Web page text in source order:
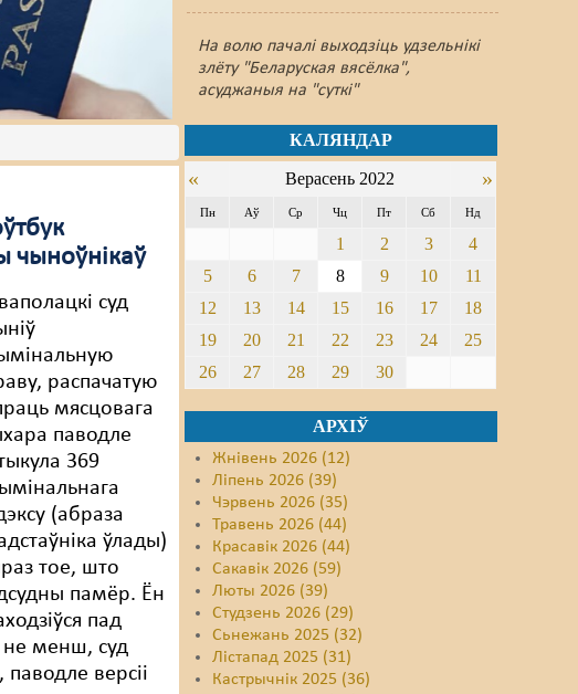
На волю пачалі выходзіць удзельнікі
злёту "Беларуская вясёлка",
асуджаныя на "суткі"
чыноўнікаў
суд
распачатую
мясцовага
паводле
369
(абраза
ўлады)
тое, што
памёр. Ён
пад
не менш, суд
версіі
КАЛЯНДАР
« Верасень 2022 »
Пн Аў Ср Чц Пт Сб Нд
1 2 3
4
5
6 7 8 9 10
11
12
13 14 15 16 17
18
19
20 21 22 23 24
25
26
27 28 29 30
АРХІЎ
Жнівень 2026 (12)
Ліпень 2026 (39)
Чэрвень 2026 (35)
Травень 2026 (44)
Красавік 2026 (44)
Сакавік 2026 (59)
Люты 2026 (39)
Студзень 2026 (29)
Сьнежань 2025 (32)
Лістапад 2025 (31)
Кастрычнік 2025 (36)